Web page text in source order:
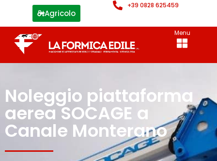
Agricolo
+39 0828 625459
Menu
Noleggio piattaforma
aerea SOCAGE a
Canale Monterano